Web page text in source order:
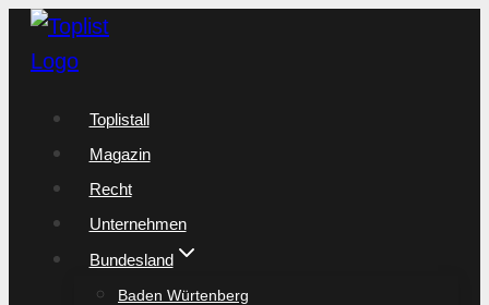
Zum
Inhalt
Toplistall
Magazin
Recht
Unternehmen
Bundesland
Baden Würtenberg